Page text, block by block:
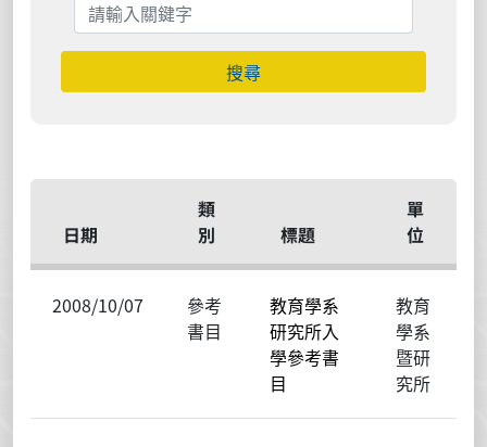
搜尋
日期
類
別
標題
單
位
2008/10/07
參考
書目
教育學系
研究所入
學參考書
目
教育
學系
暨研
究所